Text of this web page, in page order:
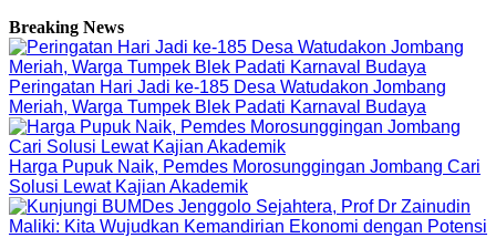
Breaking News
Peringatan Hari Jadi ke-185 Desa Watudakon Jombang
Meriah, Warga Tumpek Blek Padati Karnaval Budaya
Harga Pupuk Naik, Pemdes Morosunggingan Jombang Cari
Solusi Lewat Kajian Akademik